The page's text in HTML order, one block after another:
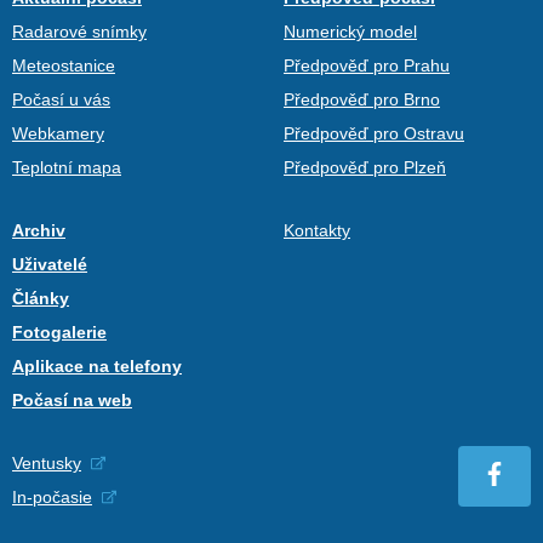
Radarové snímky
Meteostanice
Počasí u vás
Webkamery
Teplotní mapa
Numerický model
Předpověď pro Prahu
Předpověď pro Brno
Předpověď pro Ostravu
Předpověď pro Plzeň
Archiv
Uživatelé
Články
Fotogalerie
Aplikace na telefony
Počasí na web
Kontakty
Ventusky
In-počasie